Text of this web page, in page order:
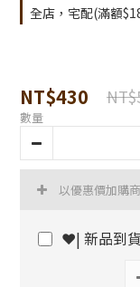
全店，宅配(滿額
NT$430
數量
以優惠價加購
❤️| 新品到